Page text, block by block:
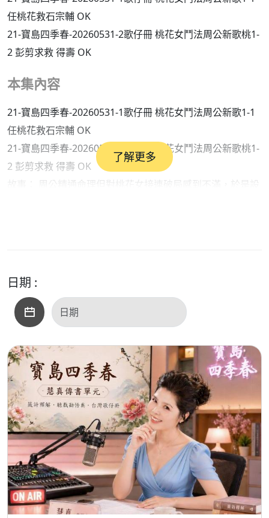
任桃花救石宗輔 OK
21-寶島四季春-20260531-2歌仔冊 桃花女鬥法周公新歌桃1-
2 彭剪求救 得壽 OK
本集內容
21-寶島四季春-20260531-1歌仔冊 桃花女鬥法周公新歌1-1
任桃花救石宗輔 OK
21-寶島四季春-20260531-2歌仔冊 桃花女鬥法周公新歌桃1-
2 彭剪求救 得壽 OK
歌仔冊形式： 屬於閩南語民間文學，通常由民間藝人「唸
歌」傳唱，具勸世與娛樂功能。
常見資料來源： 可在國立臺灣大學圖書館數位典藏館 或竹林
書局 等出版品中找到相關歌仔冊內容。
臺大圖書館數位典藏館
了解更多
日期 :